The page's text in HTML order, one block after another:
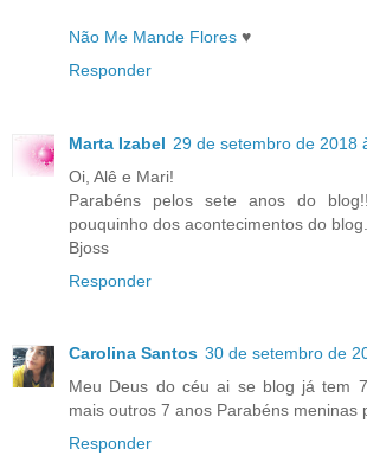
Não Me Mande Flores ♥
Responder
Marta Izabel 29 de setembro de 2018
Oi, Alê e Mari!
Parabéns pelos sete anos do
pouquinho dos acontecimentos do blog.
Bjoss
Responder
Carolina Santos 30 de setembro de
Meu Deus do céu ai se blog já tem
mais outros 7 anos Parabéns meninas
Responder